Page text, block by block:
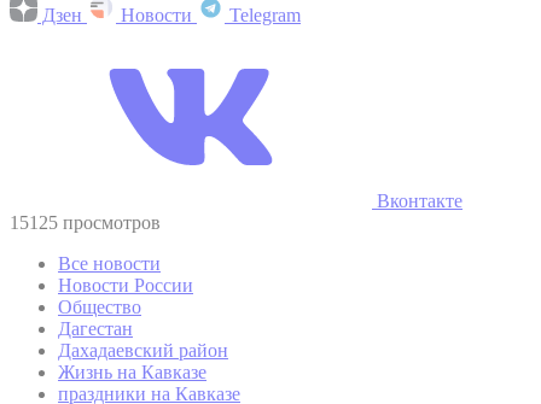
Дзен Новости Telegram
Вконтакте
15125 просмотров
Все новости
Новости России
Общество
Дагестан
Дахадаевский район
Жизнь на Кавказе
праздники на Кавказе